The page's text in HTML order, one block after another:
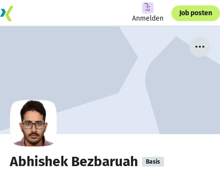
Anmelden
Job posten
Abhishek Bezbaruah Basis